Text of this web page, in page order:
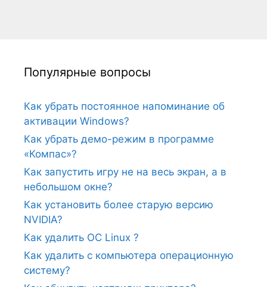
Популярные вопросы
Как убрать постоянное напоминание об
активации Windows?
Как убрать демо-режим в программе
«Компас»?
Как запустить игру не на весь экран, а в
небольшом окне?
Как установить более старую версию
NVIDIA?
Как удалить ОС Linux ?
Как удалить с компьютера операционную
систему?